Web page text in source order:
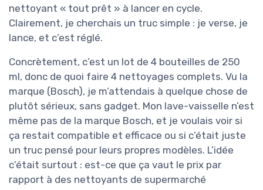
nettoyant « tout prêt » à lancer en cycle.
Clairement, je cherchais un truc simple : je verse, je
lance, et c’est réglé.
Concrètement, c’est un lot de 4 bouteilles de 250
ml, donc de quoi faire 4 nettoyages complets. Vu la
marque (Bosch), je m’attendais à quelque chose de
plutôt sérieux, sans gadget. Mon lave-vaisselle n’est
même pas de la marque Bosch, et je voulais voir si
ça restait compatible et efficace ou si c’était juste
un truc pensé pour leurs propres modèles. L’idée
c’était surtout : est-ce que ça vaut le prix par
rapport à des nettoyants de supermarché